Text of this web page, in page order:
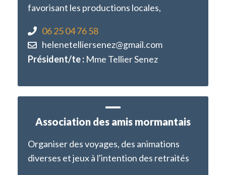
favorisant les productions locales,
06 25 04 76 58
helenetelliersenez@gmail.com
Président/te : Mme Tellier Senez
Association des amis mormantais
Organiser des voyages, des animations
diverses et jeux à l'intention des retraités